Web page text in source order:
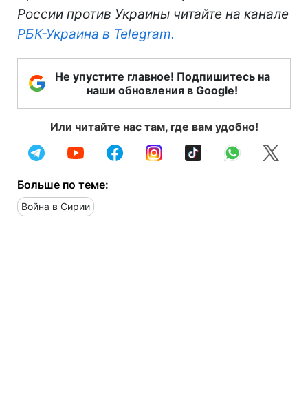
России против Украины читайте на канале
РБК-Украина в Telegram.
Не упустите главное! Подпишитесь на
наши обновления в Google!
Или читайте нас там, где вам удобно!
Больше по теме:
Война в Сирии